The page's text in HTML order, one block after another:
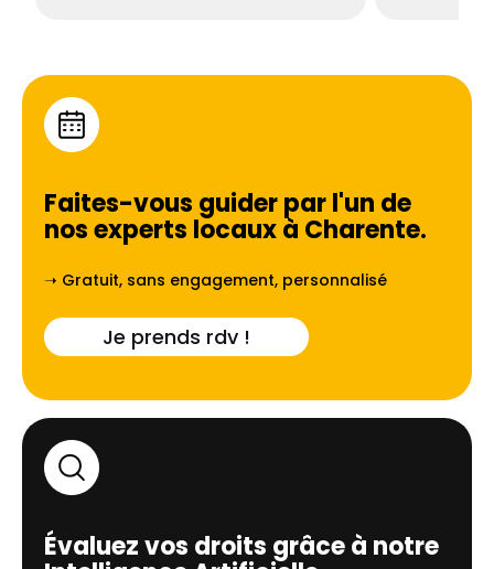
Faites-vous guider par l'un de
nos experts locaux à Charente.
➝ Gratuit, sans engagement, personnalisé
Je prends rdv !
Évaluez vos droits grâce à notre